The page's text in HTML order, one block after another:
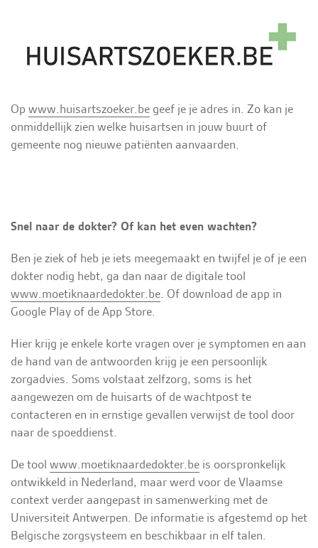
Op www.huisartszoeker.be geef je je adres in. Zo kan je
onmiddellijk zien welke huisartsen in jouw buurt of
gemeente nog nieuwe patiënten aanvaarden.
Snel naar de dokter? Of kan het even wachten?
Ben je ziek of heb je iets meegemaakt en twijfel je of je een
dokter nodig hebt, ga dan naar de digitale tool
www.moetiknaardedokter.be. Of download de app in
Google Play of de App Store.
Hier krijg je enkele korte vragen over je symptomen en aan
de hand van de antwoorden krijg je een persoonlijk
zorgadvies. Soms volstaat zelfzorg, soms is het
aangewezen om de huisarts of de wachtpost te
contacteren en in ernstige gevallen verwijst de tool door
naar de spoeddienst.
De tool www.moetiknaardedokter.be is oorspronkelijk
ontwikkeld in Nederland, maar werd voor de Vlaamse
context verder aangepast in samenwerking met de
Universiteit Antwerpen. De informatie is afgestemd op het
Belgische zorgsysteem en beschikbaar in elf talen.